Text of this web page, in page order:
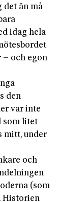
det än må
idag hela
– och egon
den
var inte
som litet
mitt, under
och
(som
Historien